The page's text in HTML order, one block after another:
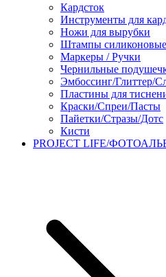
Кардсток
Инструменты для
Ножи для вырубки
Штампы силиконовые
Маркеры / Ручки
Чернильные
Эмбоссинг/Глиттер/
Пластины для
Краски/Спреи/Пасты
Пайетки/Стразы/Дотс
Кисти
PROJECT LIFE/